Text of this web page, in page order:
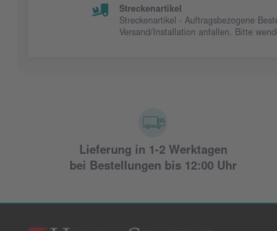
Streckenartikel
Streckenartikel - Auftragsbezogene
Versand/Installation anfallen. Bitte
Lieferung in 1-2 Werktagen
bei Bestellungen bis 12:00 Uhr